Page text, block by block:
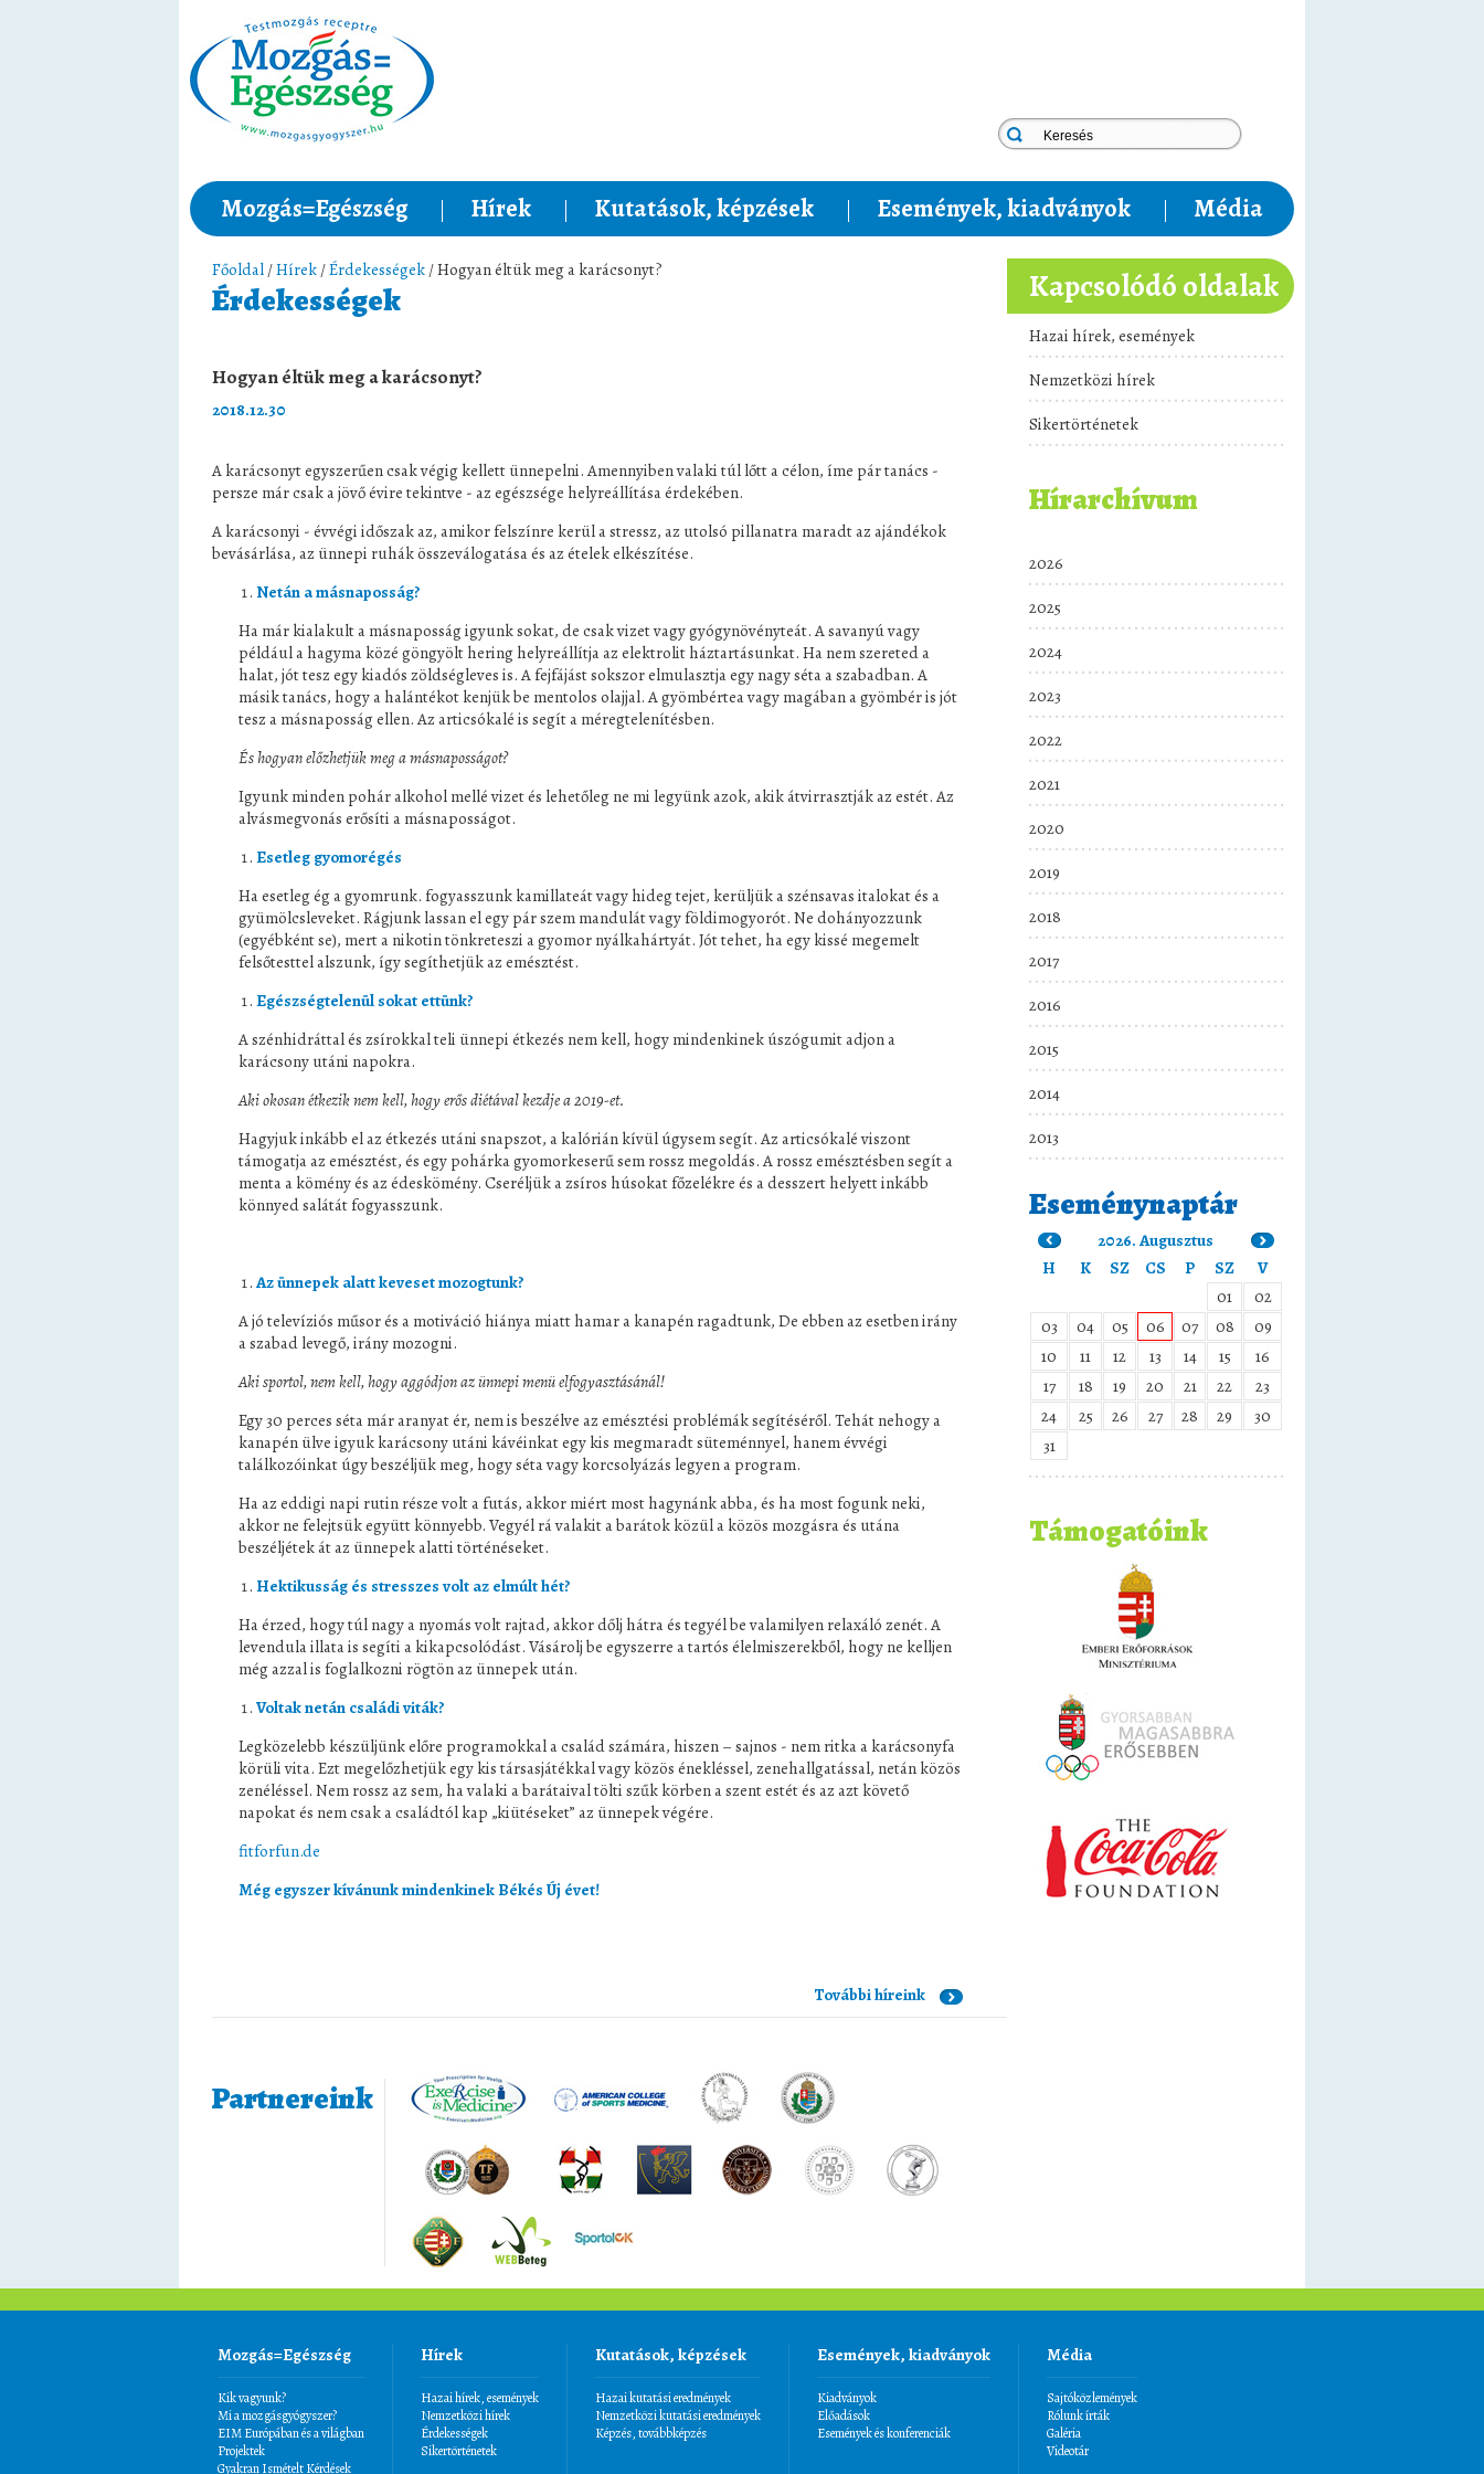
Mozgás=Egészség Hírek Kutatások, képzések Események, kiadványok Média
Főoldal /Hírek /Érdekességek / Hogyan éltük meg a karácsonyt?
Érdekességek
Hogyan éltük meg a karácsonyt?
2018.12.30
A karácsonyt egyszerűen csak végig kellett ünnepelni. Amennyiben valaki túl lőtt a célon, íme pár tanács -
persze már csak a jövő évire tekintve - az egészsége helyreállítása érdekében.
A karácsonyi - évvégi időszak az, amikor felszínre kerül a stressz, az utolsó pillanatra maradt az ajándékok
bevásárlása, az ünnepi ruhák összeválogatása és az ételek elkészítése.
Netán a másnaposság?
Ha már kialakult a másnaposság igyunk sokat, de csak vizet vagy gyógynövényteát. A savanyú vagy
például a hagyma közé göngyölt hering helyreállítja az elektrolit háztartásunkat. Ha nem szereted a
halat, jót tesz egy kiadós zöldségleves is. A fejfájást sokszor elmulasztja egy nagy séta a szabadban. A
másik tanács, hogy a halántékot kenjük be mentolos olajjal. A gyömbértea vagy magában a gyömbér is jót
tesz a másnaposság ellen. Az articsókalé is segít a méregtelenítésben.
És hogyan előzhetjük meg a másnaposságot?
Igyunk minden pohár alkohol mellé vizet és lehetőleg ne mi legyünk azok, akik átvirrasztják az estét. Az
alvásmegvonás erősíti a másnaposságot.
Esetleg gyomorégés
Ha esetleg ég a gyomrunk. fogyasszunk kamillateát vagy hideg tejet, kerüljük a szénsavas italokat és a
gyümölcsleveket. Rágjunk lassan el egy pár szem mandulát vagy földimogyorót. Ne dohányozzunk
(egyébként se), mert a nikotin tönkreteszi a gyomor nyálkahártyát. Jót tehet, ha egy kissé megemelt
felsőtesttel alszunk, így segíthetjük az emésztést.
Egészségtelenül sokat ettünk?
A szénhidráttal és zsírokkal teli ünnepi étkezés nem kell, hogy mindenkinek úszógumit adjon a
karácsony utáni napokra.
Aki okosan étkezik nem kell, hogy erős diétával kezdje a 2019-et.
Hagyjuk inkább el az étkezés utáni snapszot, a kalórián kívül úgysem segít. Az articsókalé viszont
támogatja az emésztést, és egy pohárka gyomorkeserű sem rossz megoldás. A rossz emésztésben segít a
menta a kömény és az édeskömény. Cseréljük a zsíros húsokat főzelékre és a desszert helyett inkább
könnyed salátát fogyasszunk.
Az ünnepek alatt keveset mozogtunk?
A jó televíziós műsor és a motiváció hiánya miatt hamar a kanapén ragadtunk, De ebben az esetben irány
a szabad levegő, irány mozogni.
Aki sportol, nem kell, hogy aggódjon az ünnepi menü elfogyasztásánál!
Egy 30 perces séta már aranyat ér, nem is beszélve az emésztési problémák segítéséről. Tehát nehogy a
kanapén ülve igyuk karácsony utáni kávéinkat egy kis megmaradt süteménnyel, hanem évvégi
találkozóinkat úgy beszéljük meg, hogy séta vagy korcsolyázás legyen a program.
Ha az eddigi napi rutin része volt a futás, akkor miért most hagynánk abba, és ha most fogunk neki,
akkor ne felejtsük együtt könnyebb. Vegyél rá valakit a barátok közül a közös mozgásra és utána
beszéljétek át az ünnepek alatti történéseket.
Hektikusság és stresszes volt az elmúlt hét?
Ha érzed, hogy túl nagy a nyomás volt rajtad, akkor dőlj hátra és tegyél be valamilyen relaxáló zenét. A
levendula illata is segíti a kikapcsolódást. Vásárolj be egyszerre a tartós élelmiszerekből, hogy ne kelljen
még azzal is foglalkozni rögtön az ünnepek után.
Voltak netán családi viták?
Legközelebb készüljünk előre programokkal a család számára, hiszen – sajnos - nem ritka a karácsonyfa
körüli vita. Ezt megelőzhetjük egy kis társasjátékkal vagy közös énekléssel, zenehallgatással, netán közös
zenéléssel. Nem rossz az sem, ha valaki a barátaival tölti szűk körben a szent estét és az azt követő
napokat és nem csak a családtól kap „kiütéseket” az ünnepek végére.
fitforfun.de
Még egyszer kívánunk mindenkinek Békés Új évet!
További híreink
Kapcsolódó oldalak
Hazai hírek, események
Nemzetközi hírek
Sikertörténetek
Hírarchívum
2026
2025
2024
2023
2022
2021
2020
2019
2018
2017
2016
2015
2014
2013
Eseménynaptár
2026. Augusztus
H
K SZ CS P SZ
V
01
02
03
04 05 06 07 08
09
10
11 12 13 14 15
16
17
18 19 20 21 22
23
24
25 26 27 28 29
30
31
Támogatóink
Partnereink
Mozgás=Egészség
Kik vagyunk?
Mi a mozgásgyógyszer?
EIM Európában és a világban
Projektek
Gyakran Ismételt Kérdések
Hírek
Hazai hírek, események
Nemzetközi hírek
Érdekességek
Sikertörténetek
Kutatások, képzések
Hazai kutatási eredmények
Nemzetközi kutatási eredmények
Képzés, továbbképzés
Események, kiadványok
Kiadványok
Előadások
Események és konferenciák
Média
Sajtóközlemények
Rólunk írták
Galéria
Videotár